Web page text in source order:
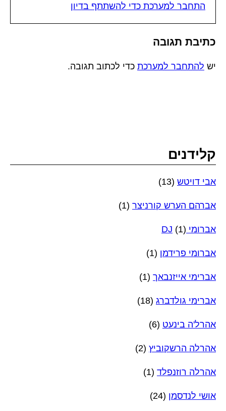
התחבר למערכת כדי להשתתף בדיון
כתיבת תגובה
יש להתחבר למערכת כדי לכתוב תגובה.
קלידנים
אבי דויטש (13)
אברהם הערש קורניצר (1)
אברומי DJ (1)
אברומי פרידמן (1)
אברימי אייזנבאך (1)
אברימי גולדברג (18)
אהרל'ה בינעט (6)
אהרלה הרשקוביץ (2)
אהרלה רוזנפלד (1)
אושי לנדסמן (24)